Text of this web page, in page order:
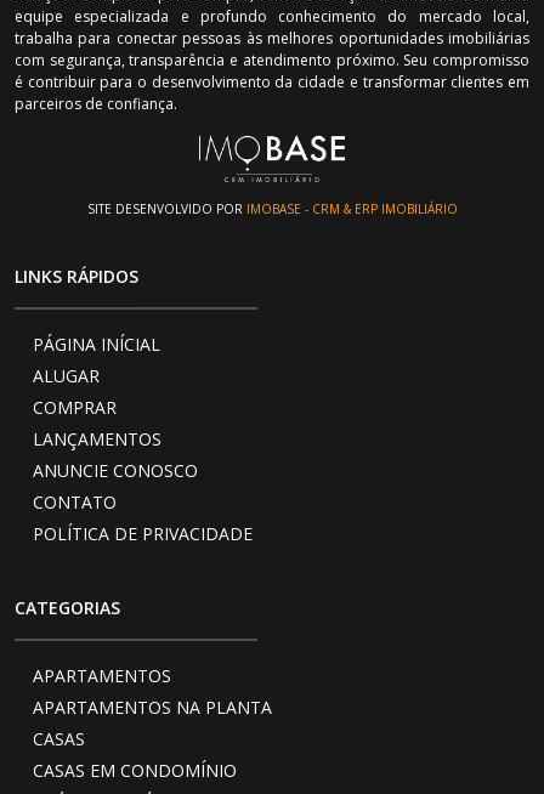
equipe especializada e profundo conhecimento do mercado local,
trabalha para conectar pessoas às melhores oportunidades imobiliárias
com segurança, transparência e atendimento próximo. Seu compromisso
é contribuir para o desenvolvimento da cidade e transformar clientes em
parceiros de confiança.
SITE DESENVOLVIDO POR IMOBASE - CRM & ERP IMOBILIÁRIO
LINKS RÁPIDOS
PÁGINA INÍCIAL
ALUGAR
COMPRAR
LANÇAMENTOS
ANUNCIE CONOSCO
CONTATO
POLÍTICA DE PRIVACIDADE
CATEGORIAS
APARTAMENTOS
APARTAMENTOS NA PLANTA
CASAS
CASAS EM CONDOMÍNIO